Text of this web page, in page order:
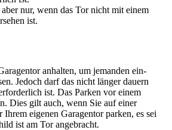
aber nur, wenn das Tor nicht mit einem
ist.
anhalten, um jemanden ein-
Jedoch darf das nicht länger dauern
ist. Das Parken vor einem
Dies gilt auch, wenn Sie auf einer
eigenen Garagentor parken, es sei
ist am Tor angebracht.